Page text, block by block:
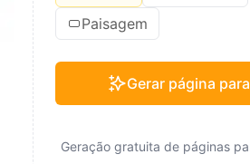
Paisagem
Gerar página
Geração gratuita de páginas